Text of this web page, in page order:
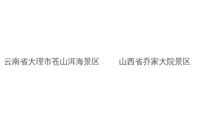
云南省大理市苍山洱海景区 山西省乔家大院景区